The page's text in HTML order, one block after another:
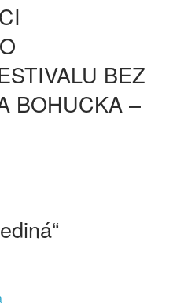
BEZ
BOHUCKA –